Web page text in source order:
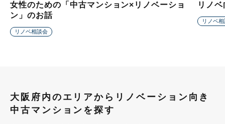
女性のための「中古マンション×リノベーショ
ン」のお話
リノベ相談会
リノ
リノベ
大阪府内のエリアからリノベーション向き
中古マンションを探す